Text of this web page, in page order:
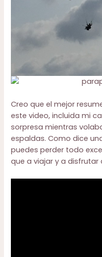
Creo que el mejor
este video, incluida mi
sorpresa mientras
espaldas. Como dice
puedes perder todo
que a viajar y a disfrutar